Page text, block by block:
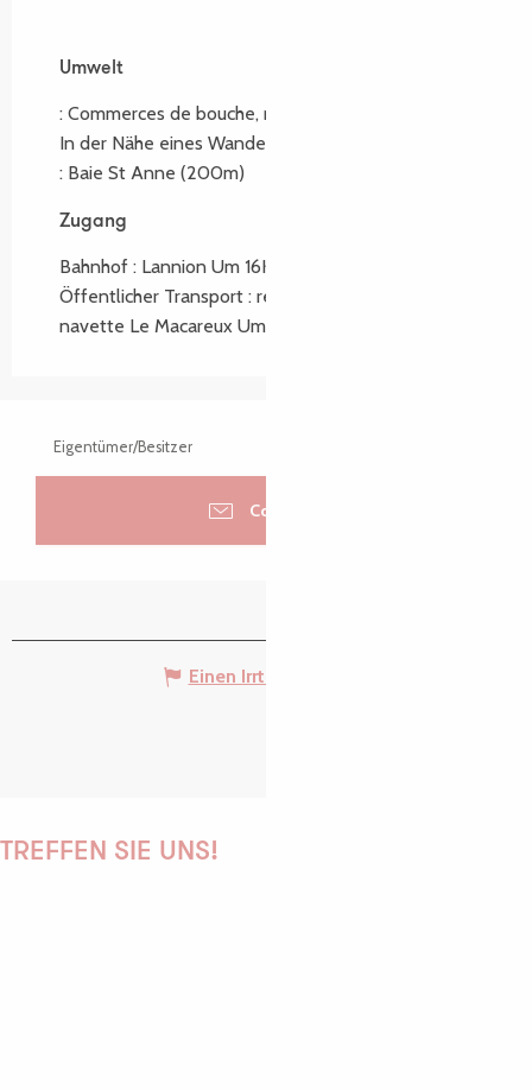
Umwelt
Umwelt
: Commerces de bouche, restaurants
In der Nähe eines Wanderwegs :
: Baie St Anne (200m)
Zugang
Zugang
Bahnhof : Lannion Um 16Km
Öffentlicher Transport : réseau Tilt ligne E,
navette Le Macareux Um 200m
Eigentümer/Besitzer
Contacter
Einen Irrtum angeben
TREFFEN SIE UNS!